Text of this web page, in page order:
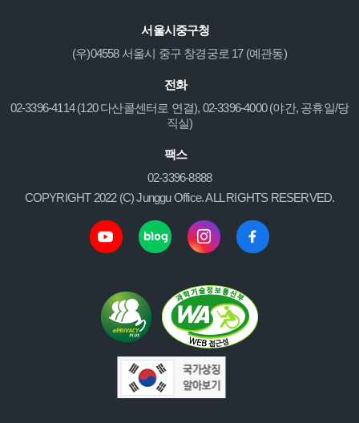
서울시중구청
(우)04558 서울시 중구 창경궁로 17 (예관동)
전화
02-3396-4114 (120 다산콜센터로 연결), 02-3396-4000 (야간, 공휴일/당
직실)
팩스
02-3396-8888
COPYRIGHT 2022 (C) Junggu Office. ALL RIGHTS RESERVED.